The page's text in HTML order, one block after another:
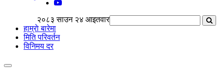
२०८३ साउन २४ आइतवार
हाम्राे बारेमा
मिति परिवर्तन
विनिमय दर